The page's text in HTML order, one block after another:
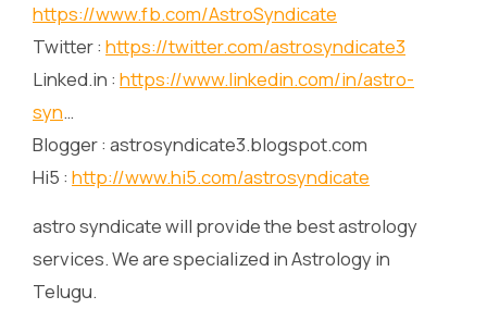
https://www.fb.com/AstroSyndicate
Twitter : https://twitter.com/astrosyndicate3
Linked.in : https://www.linkedin.com/in/astro-
syn…
Blogger : astrosyndicate3.blogspot.com
Hi5 : http://www.hi5.com/astrosyndicate
astro syndicate will provide the best astrology
services. We are specialized in Astrology in
Telugu.